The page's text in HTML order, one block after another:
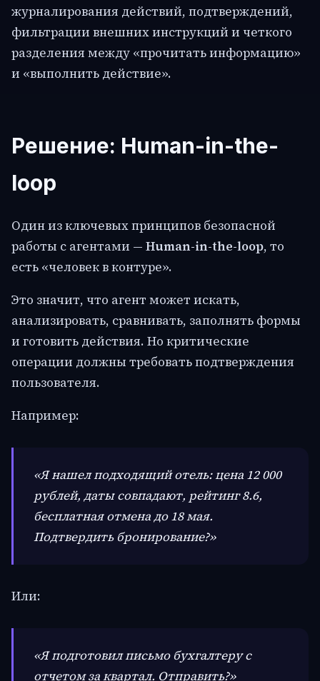
журналирования действий, подтверждений,
фильтрации внешних инструкций и четкого
разделения между «прочитать информацию»
и «выполнить действие».
Решение: Human-in-the-
loop
Один из ключевых принципов безопасной
работы с агентами — Human-in-the-loop, то
есть «человек в контуре».
Это значит, что агент может искать,
анализировать, сравнивать, заполнять формы
и готовить действия. Но критические
операции должны требовать подтверждения
пользователя.
Например:
«Я нашел подходящий отель: цена 12 000
рублей, даты совпадают, рейтинг 8.6,
бесплатная отмена до 18 мая.
Подтвердить бронирование?»
Или:
«Я подготовил письмо бухгалтеру с
отчетом за квартал. Отправить?»